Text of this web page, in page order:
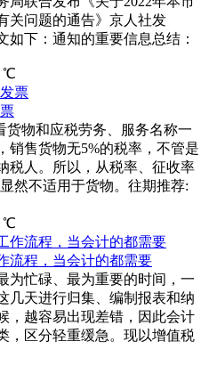
关问题的通告》京人社发
如下：通知的重要信息总结：
℃
货物和应税劳务、服务名称一
销售货物无5%的税率，不管是
税人。所以，从税率、征收率
然不适用于货物。往期推荐:
℃
流程，当会计的都需要
为忙碌、最为重要的时间，一
几天进行归集、编制报表和纳
，越容易出现差错，因此会计
，区分轻重缓急。现以增值税